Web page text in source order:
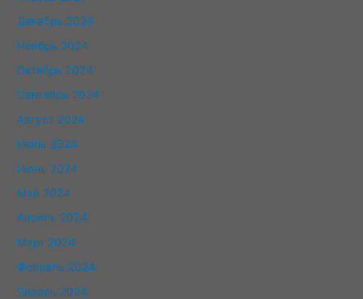
Декабрь 2024
Ноябрь 2024
Октябрь 2024
Сентябрь 2024
Август 2024
Июль 2024
Июнь 2024
Май 2024
Апрель 2024
Март 2024
Февраль 2024
Январь 2024